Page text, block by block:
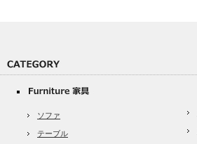
ソファ
テーブル